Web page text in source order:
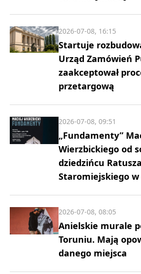
Startuje
Urząd Zamówień
zaakceptował
przetargową
2026-07-08, 16:15
„Fundamenty”
Wierzbickiego od
dziedzińcu Ratusza
Staromiejskiego
2026-07-08, 09:51
Anielskie murale
Toruniu. Mają
danego miejsca
2026-07-08, 08:05